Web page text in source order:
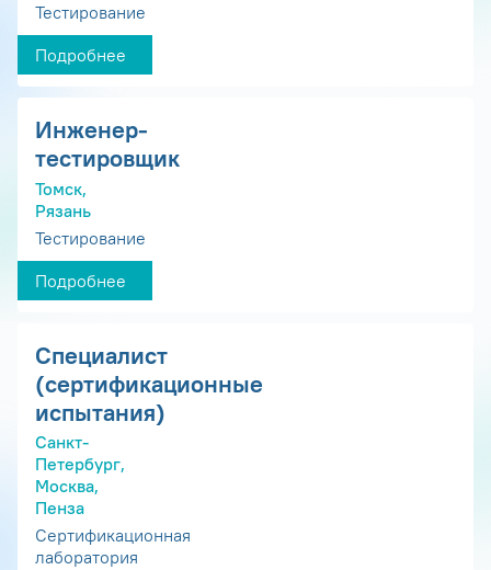
Тестирование
Подробнее
Инженер-
тестировщик
Томск,
Рязань
Тестирование
Подробнее
Специалист
(сертификационные
испытания)
Санкт-
Петербург,
Москва,
Пенза
Сертификационная
лаборатория